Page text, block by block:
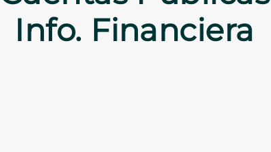
Info. Financiera